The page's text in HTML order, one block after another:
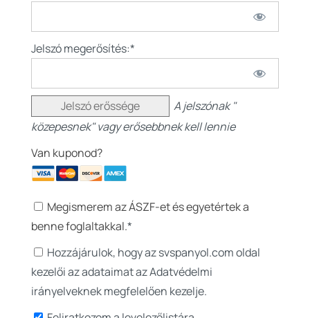
Jelszó megerősítés:*
Jelszó erőssége
A jelszónak "
közepesnek" vagy erősebbnek kell lennie
Van kuponod?
Megismerem az ÁSZF-et és egyetértek a
benne foglaltakkal.*
kezelői az adataimat az Adatvédelmi
irányelveknek megfelelően kezelje.